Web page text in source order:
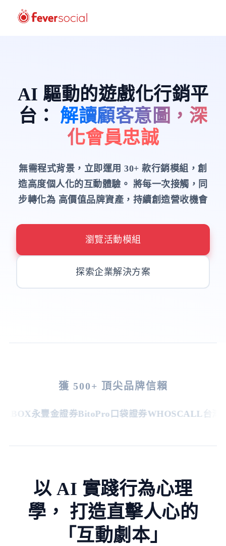
AI 驅動的遊戲化行銷平
台 ： 解讀顧客意圖，深
化會員忠誠
無需程式背景，立即運用 30+ 款行銷模組，創
造高度個人化的互動體驗。 將每一次接觸，同
步轉化為 高價值品牌資產，持續創造營收機會
瀏覽活動模組
探索企業解決方案
獲 500+ 頂尖品牌信賴
永豐金證券BitoPro口袋證券WHOSCALL台灣虎
以 AI 實踐行為心理
學， 打造直擊人心的
「互動劇本」